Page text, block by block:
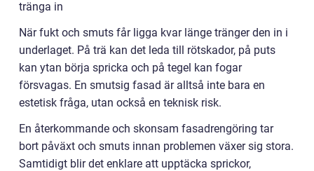
tränga in
När fukt och smuts får ligga kvar länge tränger den in i
underlaget. På trä kan det leda till rötskador, på puts
kan ytan börja spricka och på tegel kan fogar
försvagas. En smutsig fasad är alltså inte bara en
estetisk fråga, utan också en teknisk risk.
En återkommande och skonsam fasadrengöring tar
bort påväxt och smuts innan problemen växer sig stora.
Samtidigt blir det enklare att upptäcka sprickor,